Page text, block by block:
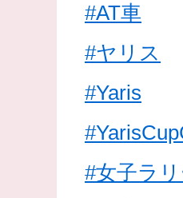
#AT車
#ヤリス
#Yaris
#女子ラ